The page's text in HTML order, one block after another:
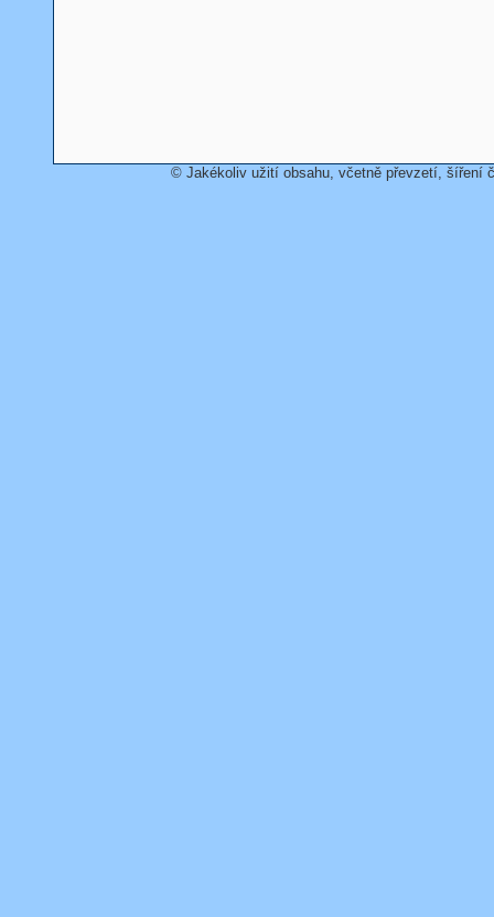
© Jakékoliv užití obsahu, včetně převzetí, šíření